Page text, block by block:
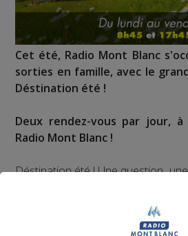
Cet été, Radio Mont Blanc
sorties en famille, avec le
Déstination été !
Deux rendez-vous par jour,
Radio Mont Blanc !
Déstination été ! Une
Nous vous poserons une
bon choix entre les 3 réponses